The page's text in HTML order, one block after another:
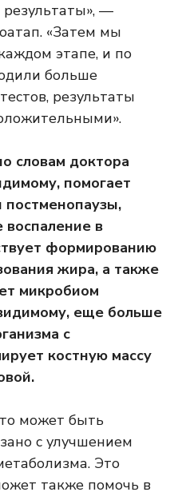
—
«Затем мы
этапе, и по
больше
результаты
словам доктора
помогает
постменопаузы,
воспаление в
формированию
жира, а также
микробиом
еще больше
с
костную массу
может быть
с улучшением
. Это
также помочь в